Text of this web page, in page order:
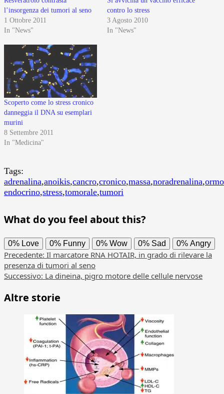
l’insorgenza dei tumori al seno
1 Ottobre 2011
In "News"
contro lo stress
3 Agosto 2010
In "News"
Scoperto come lo stress cronico
danneggia il DNA su esemplari
murini
8 Settembre 2011
In "Medicina"
Tags:
adrenalina,anoikis,cancro,cronico,massa,noradrenalina,
endocrino,stress,tomorale,tumori
What do you feel about this?
0% Love 0% Funny 0% Wow 0% Sad 0% Angry
Navigazione
articolo
Precedente: Il marcatore RNA HOTAIR, in grado di rilevare la
presenza di tumori al seno
Successivo: La dineina, pigro motore delle cellule nervose
Altre storie